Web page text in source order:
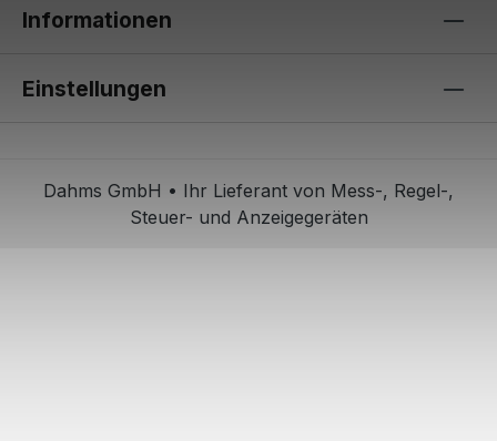
Informationen
Einstellungen
Dahms GmbH • Ihr Lieferant von Mess-, Regel-,
Steuer- und Anzeigegeräten